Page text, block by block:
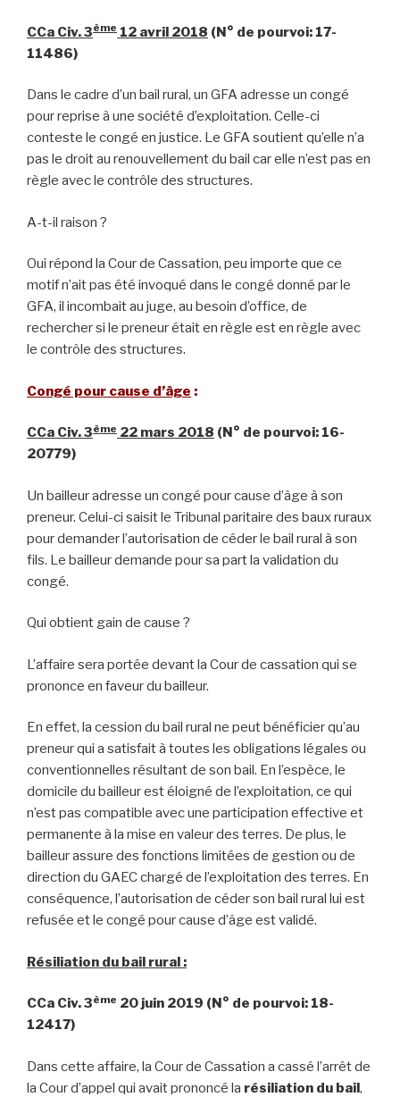
CCa Civ. 3ème 12 avril 2018 (N° de pourvoi: 17-
11486)
Dans le cadre d’un bail rural, un GFA adresse un congé
pour reprise à une société d’exploitation. Celle-ci
conteste le congé en justice. Le GFA soutient qu’elle n’a
pas le droit au renouvellement du bail car elle n’est pas en
règle avec le contrôle des structures.
A-t-il raison ?
Oui répond la Cour de Cassation, peu importe que ce
motif n’ait pas été invoqué dans le congé donné par le
GFA, il incombait au juge, au besoin d’office, de
rechercher si le preneur était en règle est en règle avec
le contrôle des structures.
Congé pour cause d’âge :
CCa Civ. 3ème 22 mars 2018 (N° de pourvoi: 16-
20779)
Un bailleur adresse un congé pour cause d’âge à son
preneur. Celui-ci saisit le Tribunal paritaire des baux ruraux
pour demander l’autorisation de céder le bail rural à son
fils. Le bailleur demande pour sa part la validation du
congé.
Qui obtient gain de cause ?
L’affaire sera portée devant la Cour de cassation qui se
prononce en faveur du bailleur.
En effet, la cession du bail rural ne peut bénéficier qu’au
preneur qui a satisfait à toutes les obligations légales ou
conventionnelles résultant de son bail. En l’espèce, le
domicile du bailleur est éloigné de l’exploitation, ce qui
n’est pas compatible avec une participation effective et
permanente à la mise en valeur des terres. De plus, le
bailleur assure des fonctions limitées de gestion ou de
direction du GAEC chargé de l’exploitation des terres. En
conséquence, l’autorisation de céder son bail rural lui est
refusée et le congé pour cause d’âge est validé.
Résiliation du bail rural :
CCa Civ. 3ème 20 juin 2019 (N° de pourvoi: 18-
12417)
Dans cette affaire, la Cour de Cassation a cassé l’arrêt de
la Cour d’appel qui avait prononcé la résiliation du bail,